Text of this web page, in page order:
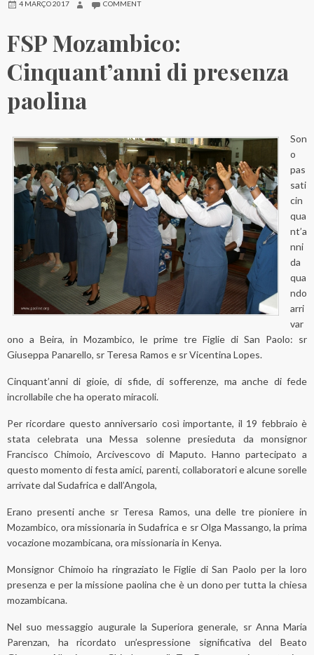
4 MARÇO 2017 COMMENT
FSP Mozambico:
Cinquant’anni di presenza
paolina
Son
o
pas
sati
cin
qua
nt’a
nni
da
qua
ndo
arri
var
ono a Beira, in Mozambico, le prime tre Figlie di San Paolo: sr
Giuseppa Panarello, sr Teresa Ramos e sr Vicentina Lopes.
Cinquant’anni di gioie, di sfide, di sofferenze, ma anche di fede
incrollabile che ha operato miracoli.
Per ricordare questo anniversario così importante, il 19 febbraio è
stata celebrata una Messa solenne presieduta da monsignor
Francisco Chimoio, Arcivescovo di Maputo. Hanno partecipato a
questo momento di festa amici, parenti, collaboratori e alcune sorelle
arrivate dal Sudafrica e dall’Angola,
Erano presenti anche sr Teresa Ramos, una delle tre pioniere in
Mozambico, ora missionaria in Sudafrica e sr Olga Massango, la prima
vocazione mozambicana, ora missionaria in Kenya.
Monsignor Chimoio ha ringraziato le Figlie di San Paolo per la loro
presenza e per la missione paolina che è un dono per tutta la chiesa
mozambicana.
Nel suo messaggio augurale la Superiora generale, sr Anna Maria
Parenzan, ha ricordato un’espressione significativa del Beato